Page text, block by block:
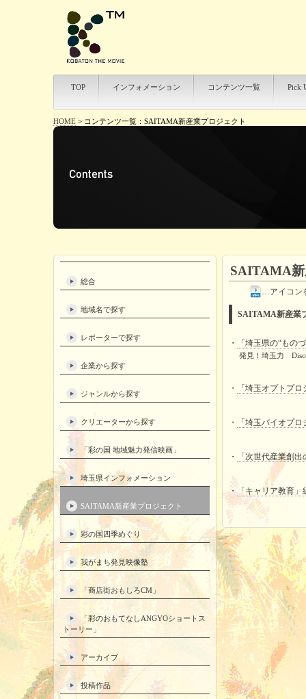
TOP インフォメーション コンテンツ一覧 Pick
HOME> コンテンツ一覧：SAITAMA新産業プロジェクト
SAITAMA
…アイコン
SAITAMA新産業
・ 「埼玉県の“もの
発見！埼玉力
・ 「埼玉オプトプ
・ 「埼玉バイオプ
・ 「次世代産業創
・ 「キャリア教育」
総合
地域名で探す
レポーターで探す
企業から探す
ジャンルから探す
クリエーターから探す
「彩の国 地域魅力発信映画」
埼玉県インフォメーション
SAITAMA新産業プロジェクト
彩の国四季めぐり
我がまち発見映像塾
「商店街おもしろCM」
「彩のおもてなしANGYOショートス
トーリー」
アーカイブ
投稿作品